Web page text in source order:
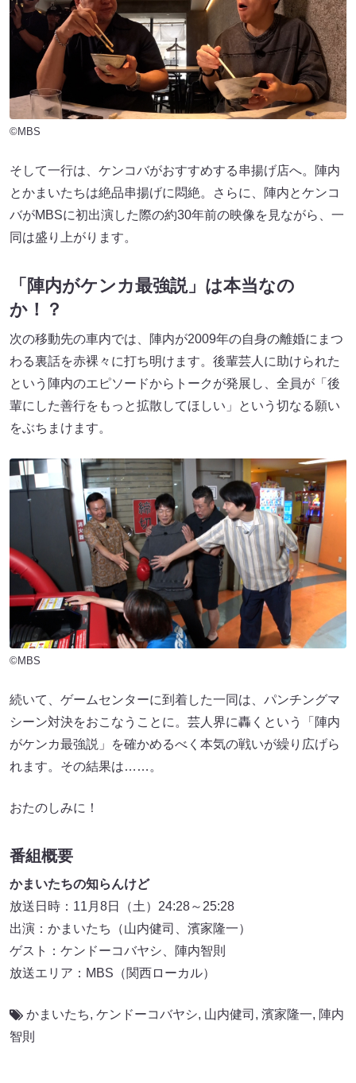
©MBS
そして一行は、ケンコバがおすすめする串揚げ店へ。陣内
とかまいたちは絶品串揚げに悶絶。さらに、陣内とケンコ
バがMBSに初出演した際の約30年前の映像を見ながら、一
同は盛り上がります。
「陣内がケンカ最強説」は本当なの
か！？
次の移動先の車内では、陣内が2009年の自身の離婚にまつ
わる裏話を赤裸々に打ち明けます。後輩芸人に助けられた
という陣内のエピソードからトークが発展し、全員が「後
輩にした善行をもっと拡散してほしい」という切なる願い
をぶちまけます。
©MBS
続いて、ゲームセンターに到着した一同は、パンチングマ
シーン対決をおこなうことに。芸人界に轟くという「陣内
がケンカ最強説」を確かめるべく本気の戦いが繰り広げら
れます。その結果は……。
おたのしみに！
番組概要
かまいたちの知らんけど
放送日時：11月8日（土）24:28～25:28
出演：かまいたち（山内健司、濱家隆一）
ゲスト：ケンドーコバヤシ、陣内智則
放送エリア：MBS（関西ローカル）
かまいたち, ケンドーコバヤシ, 山内健司 , 濱家隆一, 陣内
智則